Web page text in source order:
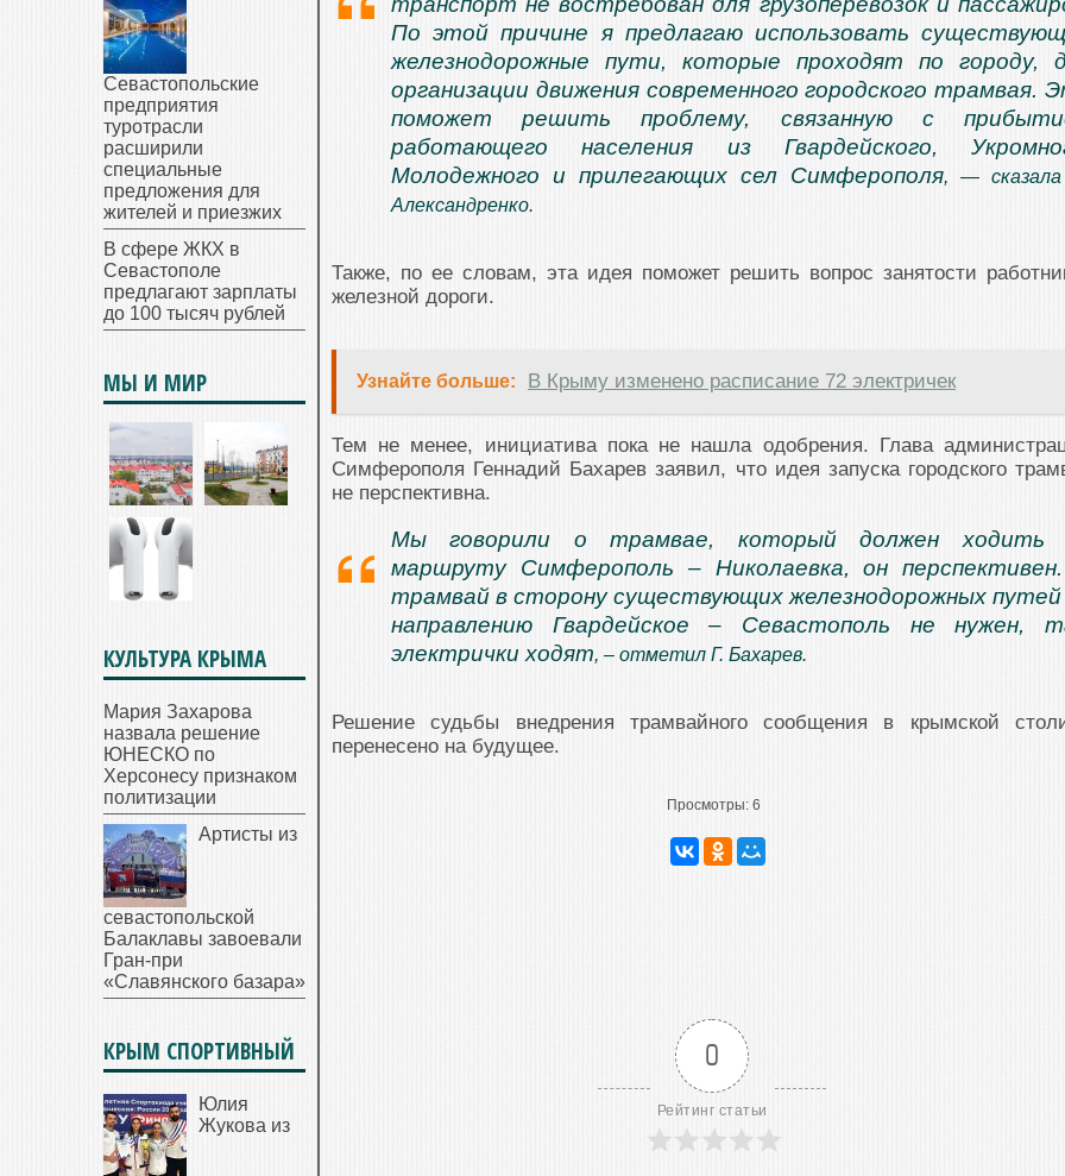
По этой причине я предлагаю использовать
железнодорожные пути, которые проходят по городу,
организации движения современного городского трамвая.
поможет решить проблему, связанную с
работающего населения из Гвардейского,
Молодежного и прилегающих сел Симферополя, —
Александренко.
Также, по ее словам, эта идея поможет решить вопрос занятости
железной дороги.
Узнайте больше: В Крыму изменено расписание 72 электричек
Тем не менее, инициатива пока не нашла одобрения. Глава
Симферополя Геннадий Бахарев заявил, что идея запуска городского
не перспективна.
Мы говорили о трамвае, который должен ходить
маршруту Симферополь – Николаевка, он
трамвай в сторону существующих железнодорожных путей
направлению Гвардейское – Севастополь не нужен,
электрички ходят, – отметил Г. Бахарев.
Решение судьбы внедрения трамвайного сообщения в крымской
перенесено на будущее.
Просмотры: 6
0
Рейтинг статьи
Севастопольские
предприятия
туротрасли
расширили
специальные
предложения для
жителей и приезжих
В сфере ЖКХ в
Севастополе
предлагают зарплаты
до 100 тысяч рублей
МЫ И МИР
КУЛЬТУРА КРЫМА
Мария Захарова
назвала решение
ЮНЕСКО по
Херсонесу признаком
политизации
Артисты из
севастопольской
Балаклавы завоевали
Гран-при
«Славянского базара»
КРЫМ СПОРТИВНЫЙ
Юлия
Жукова из